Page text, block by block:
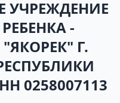
УЧРЕЖДЕНИЕ
-
Г.
0258007113